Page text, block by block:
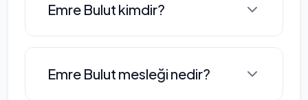
Emre Bulut kimdir?
dünyaya gelmiştir. Oyunculuk
Emre Bulut mesleği nedir?